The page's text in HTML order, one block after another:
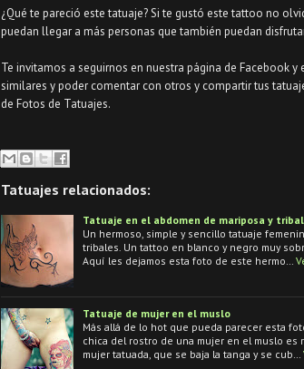
¿Qué te pareció este tatuaje? Si te gustó este tattoo no
puedan llegar a más personas que también puedan
Te invitamos a seguirnos en nuestra página de Facebook
similares y poder comentar con otros y compartir tus
de Fotos de Tatuajes.
Tatuajes relacionados:
Tatuaje en el abdomen de mariposa y
Un hermoso, simple y sencillo tatuaje
tribales. Un tattoo en blanco y negro muy
Aquí les dejamos esta foto de este hermo…
Tatuaje de mujer en el muslo
Más allá de lo hot que pueda parecer esta
chica del rostro de una mujer en el muslo es
mujer tatuada, que se baja la tanga y se cub…